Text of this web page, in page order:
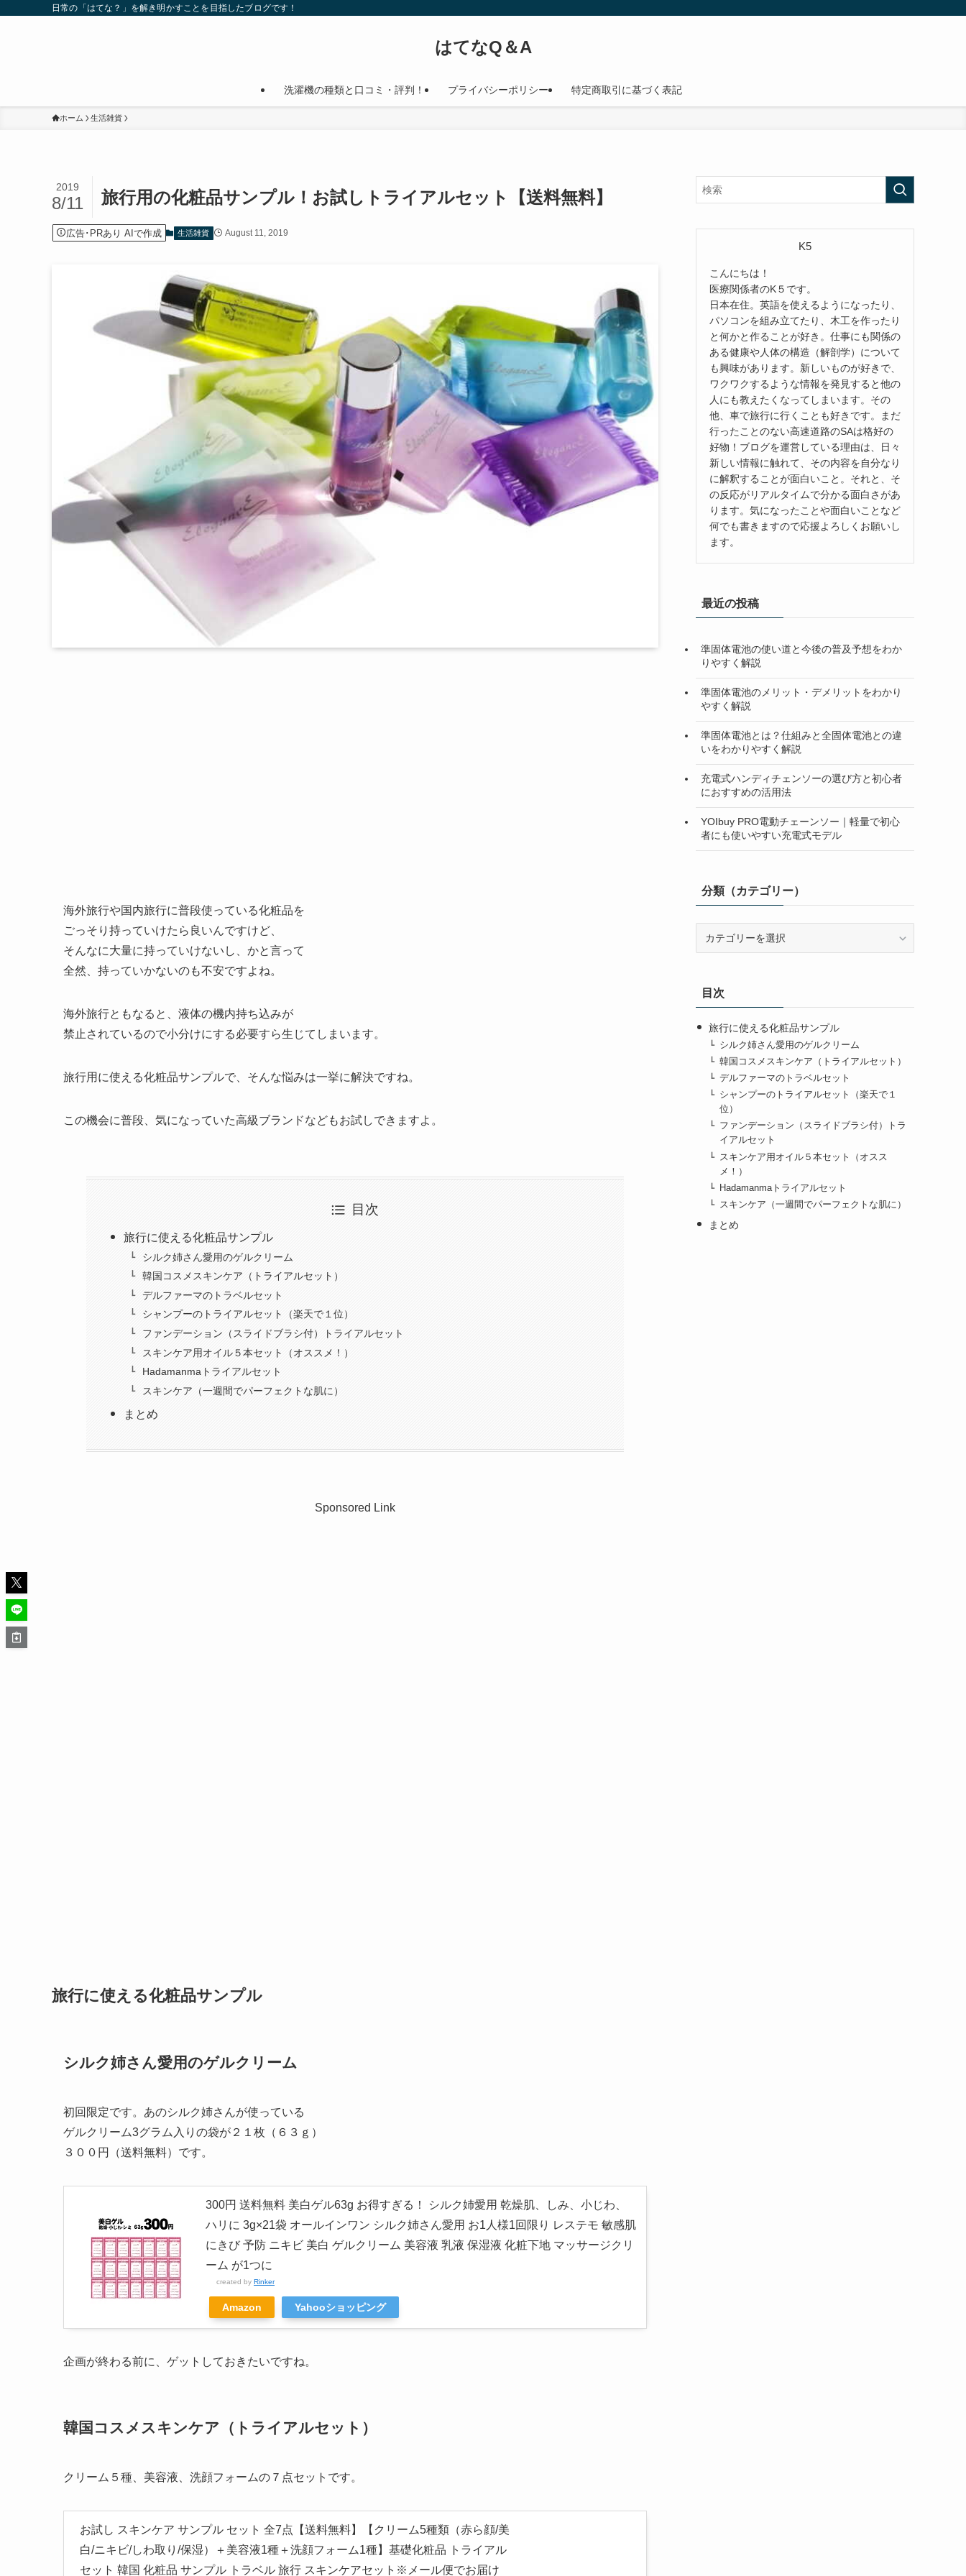
日常の「はてな？」を解き明かすことを目指したブログです！
はてなQ＆A
洗濯機の種類と口コミ・評判！ プライバシーポリシー 特定商取引に基づく表記
ホーム 生活雑貨
旅行用の化粧品サンプル！お試しトライアルセット【送料無料】
2019
8/11
広告･PRあり AIで作成 生活雑貨 August 11, 2019
海外旅行や国内旅行に普段使っている化粧品を
ごっそり持っていけたら良いんですけど、
そんなに大量に持っていけないし、かと言って
全然、持っていかないのも不安ですよね。
海外旅行ともなると、液体の機内持ち込みが
禁止されているので小分けにする必要すら生じてしまいます。
旅行用に使える化粧品サンプルで、そんな悩みは一挙に解決ですね。
この機会に普段、気になっていた高級ブランドなどもお試しできますよ。
目次
旅行に使える化粧品サンプル
シルク姉さん愛用のゲルクリーム
韓国コスメスキンケア（トライアルセット）
デルファーマのトラベルセット
シャンプーのトライアルセット（楽天で１位）
ファンデーション（スライドブラシ付）トライアルセット
スキンケア用オイル５本セット（オススメ！）
Hadamanmaトライアルセット
スキンケア（一週間でパーフェクトな肌に）
まとめ
Sponsored Link
旅行に使える化粧品サンプル
シルク姉さん愛用のゲルクリーム
初回限定です。あのシルク姉さんが使っている
ゲルクリーム3グラム入りの袋が２１枚（６３ｇ）
３００円（送料無料）です。
300円 送料無料 美白ゲル63g お得すぎる！ シルク姉愛用 乾燥肌、しみ、小じわ、
ハリに 3g×21袋 オールインワン シルク姉さん愛用 お1人様1回限り レステモ 敏感肌
にきび 予防 ニキビ 美白 ゲルクリーム 美容液 乳液 保湿液 化粧下地 マッサージクリ
ーム が1つに
created by Rinker
Amazon Yahooショッピング
企画が終わる前に、ゲットしておきたいですね。
韓国コスメスキンケア（トライアルセット）
クリーム５種、美容液、洗顔フォームの７点セットです。
お試し スキンケア サンプル セット 全7点【送料無料】【クリーム5種類（赤ら顔/美
白/ニキビ/しわ取り/保湿）＋美容液1種＋洗顔フォーム1種】基礎化粧品 トライアル
セット 韓国 化粧品 サンプル トラベル 旅行 スキンケアセット※メール便でお届け
K5
こんにちは！
医療関係者のK５です。
日本在住。英語を使えるようになったり、
パソコンを組み立てたり、木工を作ったり
と何かと作ることが好き。仕事にも関係の
ある健康や人体の構造（解剖学）について
も興味があります。新しいものが好きで、
ワクワクするような情報を発見すると他の
人にも教えたくなってしまいます。その
他、車で旅行に行くことも好きです。まだ
行ったことのない高速道路のSAは格好の
好物！ブログを運営している理由は、日々
新しい情報に触れて、その内容を自分なり
に解釈することが面白いこと。それと、そ
の反応がリアルタイムで分かる面白さがあ
ります。気になったことや面白いことなど
何でも書きますので応援よろしくお願いし
ます。
最近の投稿
準固体電池の使い道と今後の普及予想をわか
りやすく解説
準固体電池のメリット・デメリットをわかり
やすく解説
準固体電池とは？仕組みと全固体電池との違
いをわかりやすく解説
充電式ハンディチェンソーの選び方と初心者
におすすめの活用法
YOIbuy PRO電動チェーンソー｜軽量で初心
者にも使いやすい充電式モデル
分類（カテゴリー）
ゴ
リ
ー）
目次
旅行に使える化粧品サンプル
シルク姉さん愛用のゲルクリーム
韓国コスメスキンケア（トライアルセット）
デルファーマのトラベルセット
シャンプーのトライアルセット（楽天で１
位）
ファンデーション（スライドブラシ付）トラ
イアルセット
スキンケア用オイル５本セット（オスス
メ！）
Hadamanmaトライアルセット
スキンケア（一週間でパーフェクトな肌に）
まとめ